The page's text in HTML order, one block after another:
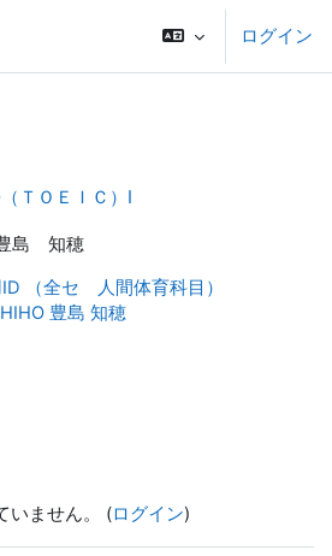
ログイン
ＴＯＥＩＣ）Ⅰ
島 知穂
（全セ 人間体育科目）
豊島 知穂
いません。 (ログイン)